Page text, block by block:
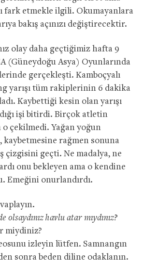
fark etmekle ilgili. Okumayanlara
bakış açınızı değiştirecektir.
olay daha geçtiğimiz hafta 9
(Güneydoğu Asya) Oyunlarında
gerçekleşti. Kamboçyalı
yarışı tüm rakiplerinin 6 dakika
Kaybettiği kesin olan yarışı
işi bitirdi. Birçok atletin
çekilmedi. Yağan yoğun
kaybetmesine rağmen sonuna
çizgisini geçti. Ne madalya, ne
onu bekleyen ama o kendine
Emeğini onurlandırdı.
olsaydınız havlu atar mıydınız?
miydiniz?
izleyin lütfen. Samnangın
sonra beden diline odaklanın.